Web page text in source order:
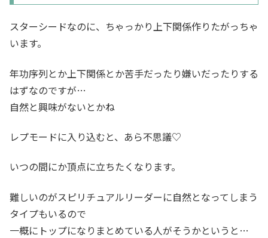
スターシードなのに、ちゃっかり上下関係作りたがっちゃ
います。
年功序列とか上下関係とか苦手だったり嫌いだったりする
はずなのですが…
自然と興味がないとかね
レプモードに入り込むと、あら不思議♡
いつの間にか頂点に立ちたくなります。
難しいのがスピリチュアルリーダーに自然となってしまう
タイプもいるので
一概にトップになりまとめている人がそうかというと…